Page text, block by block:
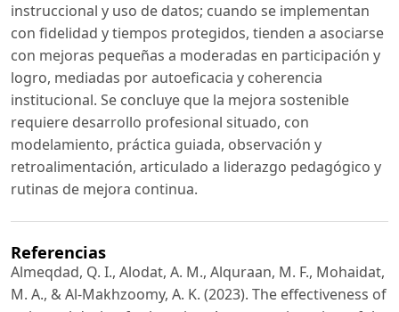
instruccional y uso de datos; cuando se implementan
con fidelidad y tiempos protegidos, tienden a asociarse
con mejoras pequeñas a moderadas en participación y
logro, mediadas por autoeficacia y coherencia
institucional. Se concluye que la mejora sostenible
requiere desarrollo profesional situado, con
modelamiento, práctica guiada, observación y
retroalimentación, articulado a liderazgo pedagógico y
rutinas de mejora continua.
Referencias
Almeqdad, Q. I., Alodat, A. M., Alquraan, M. F., Mohaidat,
M. A., & Al-Makhzoomy, A. K. (2023). The effectiveness of